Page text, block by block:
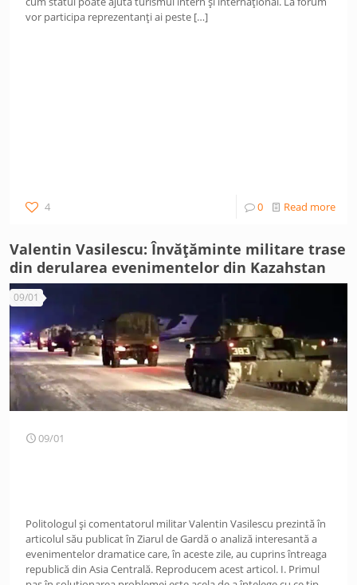
vor participa reprezentanți ai peste […]
4 0 Read more
Valentin Vasilescu: Învățăminte militare trase
din derularea evenimentelor din Kazahstan
09/01
09/01
Politologul și comentatorul militar Valentin Vasilescu prezintă în
articolul său publicat în Ziarul de Gardă o analiză interesantă a
evenimentelor dramatice care, în aceste zile, au cuprins întreaga
republică din Asia Centrală. Reproducem acest articol. I. Primul